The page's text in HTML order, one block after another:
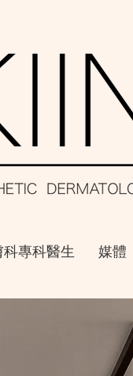
科專科醫生 媒體